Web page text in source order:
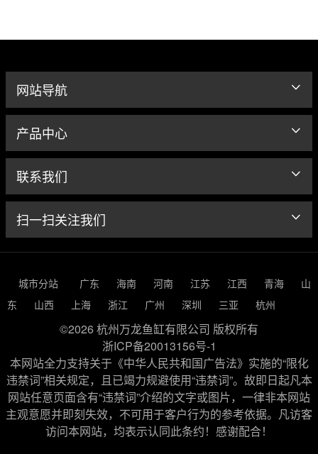
网站导航
产品中心
联系我们
扫一扫关注我们
城市分站 广东 海南 河南 江苏 江西 青海
山
东
山西 上海 浙江 广州 深圳 三亚 杭州
©2026 杭州万龙鱼缸有限公司 版权所有
浙ICP备20013156号-1
本网站全力支持关于《中华人民共和国广告法》实施的“限化
违禁词”相关规定，且已竭力规避使用“违禁词”。故即日起凡本
网站任意页面含有“违禁词”介绍的文字或图片，一律非本网站
主观意愿并即刻失效，不可用于客户行为的参考依据。凡访客
访问本网站，均表示认同此条约！感谢配合！